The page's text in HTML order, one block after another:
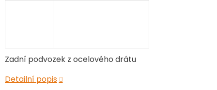
Zadní podvozek z ocelového drátu
Detailní popis